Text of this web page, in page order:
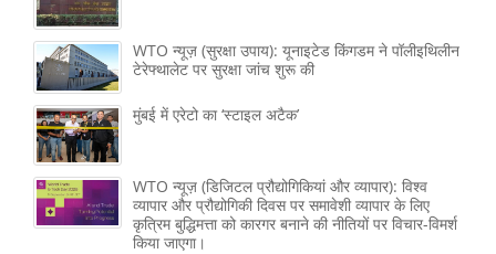
WTO न्यूज़ (सुरक्षा उपाय): यूनाइटेड किंगडम ने पॉलीइथिलीन
टेरेफ्थालेट पर सुरक्षा जांच शुरू की
मुंबई में एरेटो का ‘स्टाइल अटैक’
WTO न्यूज़ (डिजिटल प्रौद्योगिकियां और व्यापार): विश्व
व्यापार और प्रौद्योगिकी दिवस पर समावेशी व्यापार के लिए
कृत्रिम बुद्धिमत्ता को कारगर बनाने की नीतियों पर विचार-विमर्श
किया जाएगा।